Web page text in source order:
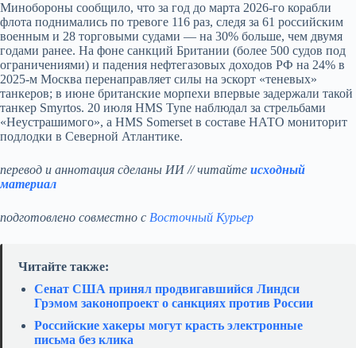
Минобороны сообщило, что за год до марта 2026-го корабли
флота поднимались по тревоге 116 раз, следя за 61 российским
военным и 28 торговыми судами — на 30% больше, чем двумя
годами ранее. На фоне санкций Британии (более 500 судов под
ограничениями) и падения нефтегазовых доходов РФ на 24% в
2025-м Москва перенаправляет силы на эскорт «теневых»
танкеров; в июне британские морпехи впервые задержали такой
танкер Smyrtos. 20 июля HMS Tyne наблюдал за стрельбами
«Неустрашимого», а HMS Somerset в составе НАТО мониторит
подлодки в Северной Атлантике.
перевод и аннотация сделаны ИИ // читайте исходный
материал
подготовлено совместно с Восточный Курьер
Читайте также:
Сенат США принял продвигавшийся Линдси
Грэмом законопроект о санкциях против России
Российские хакеры могут красть электронные
письма без клика